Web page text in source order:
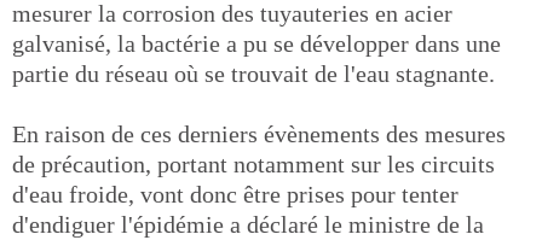
mesurer la corrosion des tuyauteries en acier
galvanisé, la bactérie a pu se développer dans une
partie du réseau où se trouvait de l'eau stagnante.
En raison de ces derniers évènements des mesures
de précaution, portant notamment sur les circuits
d'eau froide, vont donc être prises pour tenter
d'endiguer l'épidémie a déclaré le ministre de la